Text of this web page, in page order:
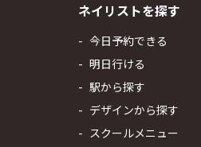
ネイリストを探す
今日予約できる
明日行ける
駅から探す
デザインから探す
スクールメニュー